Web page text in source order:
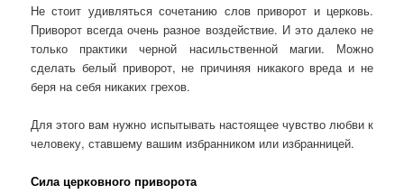
Не стоит удивляться сочетанию слов приворот и церковь.
Приворот всегда очень разное воздействие. И это далеко не
только практики черной насильственной магии. Можно
сделать белый приворот, не причиняя никакого вреда и не
беря на себя никаких грехов.
Для этого вам нужно испытывать настоящее чувство любви к
человеку, ставшему вашим избранником или избранницей.
Сила церковного приворота